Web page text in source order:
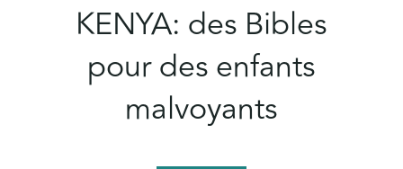
KENYA: des Bibles
pour des enfants
malvoyants